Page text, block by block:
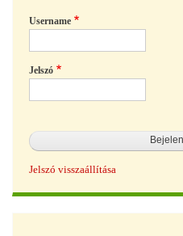
Username
Jelszó
Jelszó visszaállítása